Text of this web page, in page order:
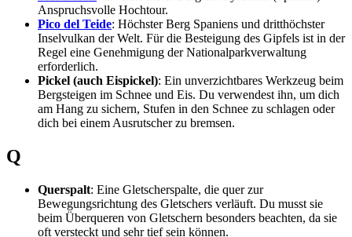
Anspruchsvolle Hochtour.
Pico del Teide: Höchster Berg Spaniens und dritthöchster
Inselvulkan der Welt. Für die Besteigung des Gipfels ist in der
Regel eine Genehmigung der Nationalparkverwaltung
erforderlich.
Pickel (auch Eispickel): Ein unverzichtbares Werkzeug beim
Bergsteigen im Schnee und Eis. Du verwendest ihn, um dich
am Hang zu sichern, Stufen in den Schnee zu schlagen oder
dich bei einem Ausrutscher zu bremsen.
Q
Querspalt: Eine Gletscherspalte, die quer zur
Bewegungsrichtung des Gletschers verläuft. Du musst sie
beim Überqueren von Gletschern besonders beachten, da sie
oft versteckt und sehr tief sein können.